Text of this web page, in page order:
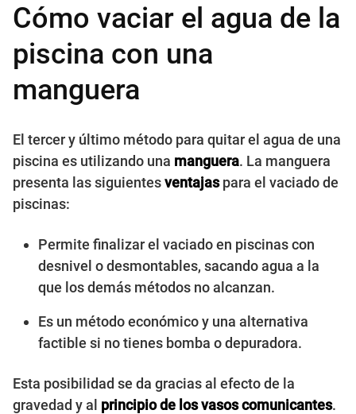
Cómo vaciar el agua de la
piscina con una
manguera
El tercer y último método para quitar el agua de una
piscina es utilizando una manguera. La manguera
presenta las siguientesventajaspara el vaciado de
piscinas:
Permite finalizar el vaciado en piscinas con
desnivel o desmontables, sacando agua a la
que los demás métodos no alcanzan.
Es un método económico y una alternativa
factible si no tienes bomba o depuradora.
Esta posibilidad se da gracias al efecto de la
gravedad y al principio de los vasos comunicantes.